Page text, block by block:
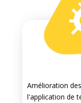
Amélioration
l'application de